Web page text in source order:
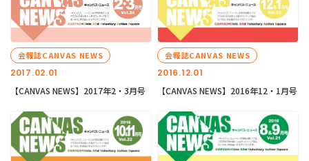
2017.02.01
会報誌CANVAS NEWS
【CANVAS NEWS】2017年2・3月号
2016.12.01
会報誌CANVAS NEWS
【CANVAS NEWS】2016年12・1月号